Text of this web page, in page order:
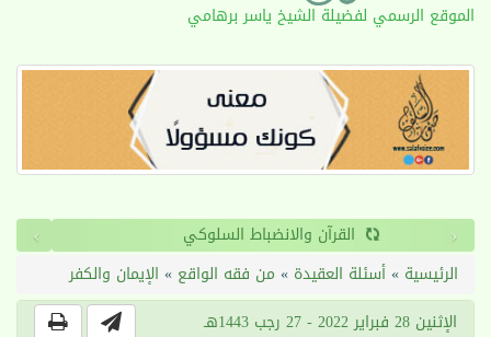
الموقع الرسمي لفضيلة الشيخ ياسر برهامي
القرآن والانضباط السلوكي ‹
›
الرئيسية »أسئلة العقيدة » من فقه الواقع » الإيمان والكفر
الإثنين 28 فبراير 2022 - 27 رجب 1443هـ